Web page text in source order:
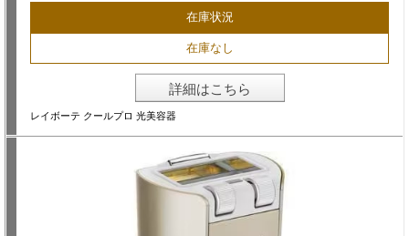
在庫状況
在庫なし
詳細はこちら
レイボーテ クールプロ 光美容器